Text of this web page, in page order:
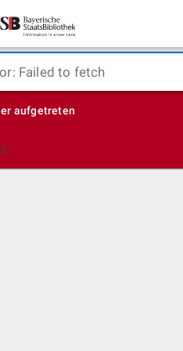
Failed to fetch
aufgetreten